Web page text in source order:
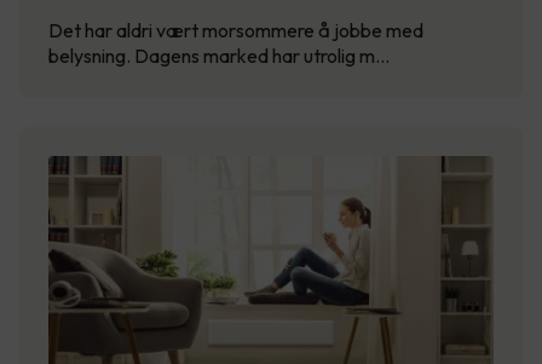
Det har aldri vært morsommere å jobbe med
belysning. Dagens marked har utrolig m…